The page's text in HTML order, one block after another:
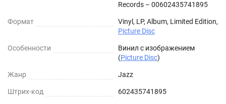
Records – 00602435741895
Формат
Vinyl, LP, Album, Limited Edition,
Picture Disc
Особенности
Винил с изображением
(Picture Disc)
Жанр Jazz
Штрих-код 602435741895